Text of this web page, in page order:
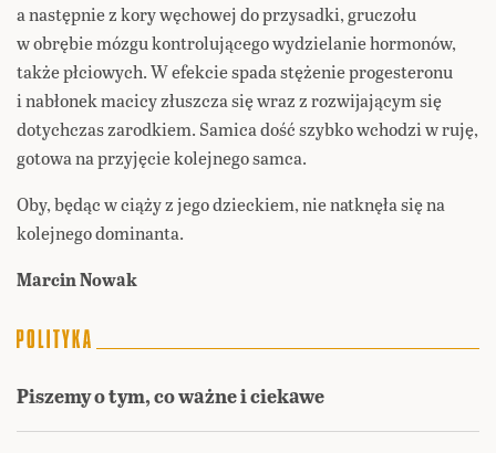
a następnie z kory węchowej do przysadki, gruczołu
w obrębie mózgu kontrolującego wydzielanie hormonów,
także płciowych. W efekcie spada stężenie progesteronu
i nabłonek macicy złuszcza się wraz z rozwijającym się
dotychczas zarodkiem. Samica dość szybko wchodzi w ruję,
gotowa na przyjęcie kolejnego samca.
Oby, będąc w ciąży z jego dzieckiem, nie natknęła się na
kolejnego dominanta.
Marcin Nowak
Piszemy o tym, co ważne i ciekawe